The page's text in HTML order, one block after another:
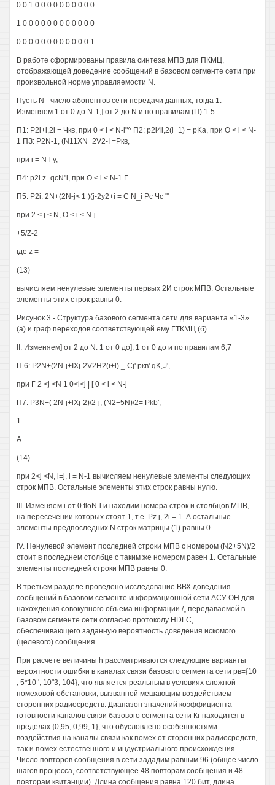
0 0 1 0 0 0 0 0 0 0 0 0 0
1 0 0 0 0 0 0 0 0 0 0 0 0
0 0 0 0 0 0 0 0 0 0 0 0 1
В работе сформированы правила синтеза МПВ для ПКМЦ,
отображающей доведение сообщений в базовом сегменте сети при
произвольной норме управляемости N.
Пусть N - число абонентов сети передачи данных, тогда 1.
Изменяем 1 от 0 до N-1,] от 2 до N и по правилам (П) 1-5
П1: P2i+i,2i = Чкв, при 0 < i < N-l"^ П2: p2l4i,2(i+1) = pKa, при О < i < N-
1 ПЗ: P2N-1, (N11XN+2V2-I =Ркв,
при i = N-l у,
П4: p2i.z=qcN"i, при О < i < N-1 Г
П5: P2i. 2N+(2N-j< 1 )(j-2y2+i = С N_i Рс Чс '''
при 2 < j < N, О < i < N-j
+5/Z-2
где z =------
(13)
вычисляем ненулевые элементы первых 2И строк МПВ. Остальные
элементы этих строк равны 0.
Рисунок 3 - Структура базового сегмента сети для варианта «1-3»
(а) и граф переходов соответствующей ему ГТКМЦ (б)
II. Изменяем] от 2 до N. 1 от 0 до], 1 от 0 до и по правилам 6,7
П 6: P2N+(2N-j+IXj-2V2H2(i+l) _ Cj' ркв' qK„J',
при Г 2 <j <N 1 0<l<j | [ 0 < i < N-j
П7: P3N+( 2N-j+lXj-2)/2-j, (N2+5N)/2= Pkb',
1
A
(14)
при 2<j <N, l=j, i = N-1 вычисляем ненулевые элементы следующих
строк МПВ. Остальные элементы этих строк равны нулю.
III. Изменяем i от 0 floN-l и находим номера строк и столбцов МПВ,
на пересечении которых стоят 1, т.е. Pz.j, 2i = 1. А остальные
элементы предпоследних N строк матрицы (1) равны 0.
IV. Ненулевой элемент последней строки МПВ с номером (N2+5N)/2
стоит в последнем столбце с таким же номером равен 1. Остальные
элементы последней строки МПВ равны 0.
В третьем разделе проведено исследование ВВХ доведения
сообщений в базовом сегменте информационной сети АСУ ОН для
нахождения совокупного объема информации /„ передаваемой в
базовом сегменте сети согласно протоколу HDLC,
обеспечивающего заданную вероятность доведения искомого
(целевого) сообщения.
При расчете величины h рассматриваются следующие варианты
вероятности ошибки в каналах связи базового сегмента сети рв={10
; 5*10 '; 10"3; 104}, что является реальным в условиях сложной
помеховой обстановки, вызванной мешающим воздействием
сторонних радиосредств. Диапазон значений коэффициента
готовности каналов связи базового сегмента сети Кг находится в
пределах {0,95; 0,99; 1}, что обусловлено особенностями
воздействия на каналы связи как помех от сторонних радиосредств,
так и помех естественного и индустриального происхождения.
Число повторов сообщения в сети зададим равным 96 (общее число
шагов процесса, соответствующее 48 повторам сообщения и 48
повторам квитанции). Длина сообщения равна 120 бит, длина